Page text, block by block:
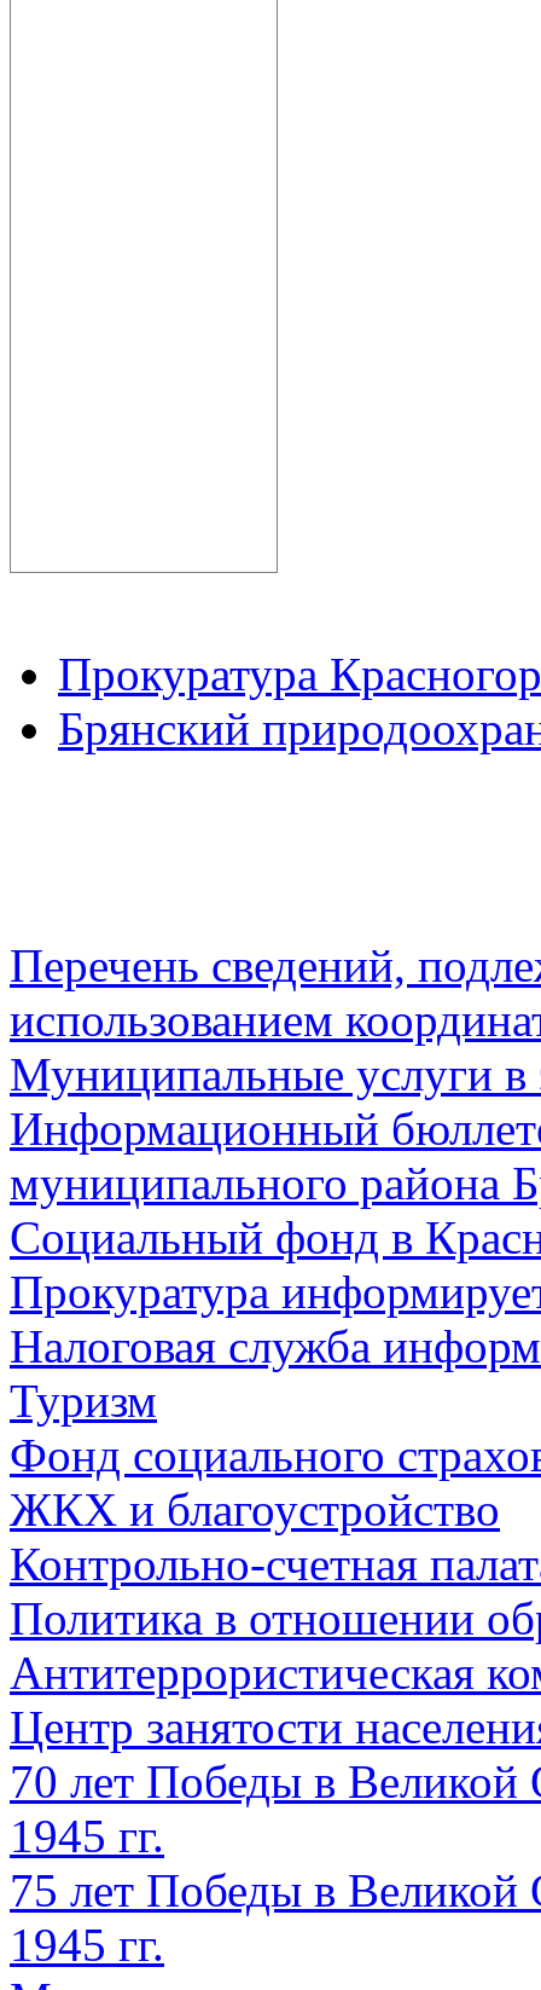
Прокуратура
Брянский
Перечень сведений,
использованием
Муниципальные услуги в
Информационный
муниципального района
Социальный фонд в
Прокуратура
Налоговая служба
Туризм
Фонд социального
ЖКХ и благоустройство
Контрольно-счетная
Политика в отношении
Антитеррористическая
Центр занятости
70 лет Победы в Великой
1945 гг.
75 лет Победы в Великой
1945 гг.